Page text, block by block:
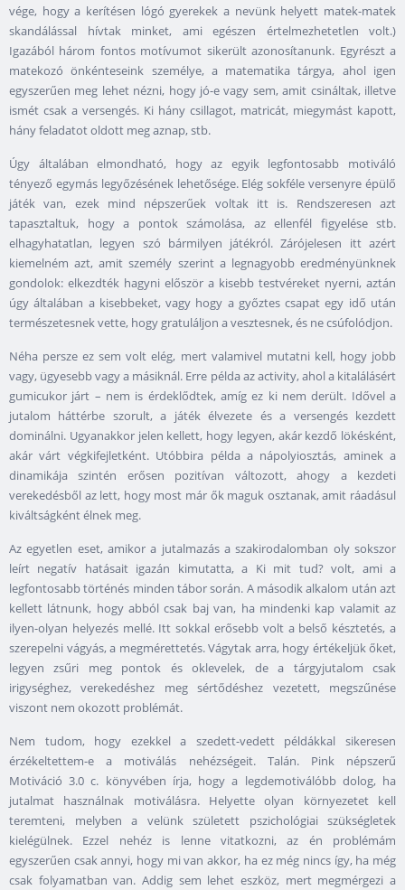
vége, hogy a kerítésen lógó gyerekek a nevünk helyett matek-matek
skandálással hívtak minket, ami egészen értelmezhetetlen volt.)
Igazából három fontos motívumot sikerült azonosítanunk. Egyrészt a
matekozó önkénteseink személye, a matematika tárgya, ahol igen
egyszerűen meg lehet nézni, hogy jó-e vagy sem, amit csináltak, illetve
ismét csak a versengés. Ki hány csillagot, matricát, miegymást kapott,
hány feladatot oldott meg aznap, stb.
Úgy általában elmondható, hogy az egyik legfontosabb motiváló
tényező egymás legyőzésének lehetősége. Elég sokféle versenyre épülő
játék van, ezek mind népszerűek voltak itt is. Rendszeresen azt
tapasztaltuk, hogy a pontok számolása, az ellenfél figyelése stb.
elhagyhatatlan, legyen szó bármilyen játékról. Zárójelesen itt azért
kiemelném azt, amit személy szerint a legnagyobb eredményünknek
gondolok: elkezdték hagyni először a kisebb testvéreket nyerni, aztán
úgy általában a kisebbeket, vagy hogy a győztes csapat egy idő után
természetesnek vette, hogy gratuláljon a vesztesnek, és ne csúfolódjon.
Néha persze ez sem volt elég, mert valamivel mutatni kell, hogy jobb
vagy, ügyesebb vagy a másiknál. Erre példa az activity, ahol a kitalálásért
gumicukor járt – nem is érdeklődtek, amíg ez ki nem derült. Idővel a
jutalom háttérbe szorult, a játék élvezete és a versengés kezdett
dominálni. Ugyanakkor jelen kellett, hogy legyen, akár kezdő lökésként,
akár várt végkifejletként. Utóbbira példa a nápolyiosztás, aminek a
dinamikája szintén erősen pozitívan változott, ahogy a kezdeti
verekedésből az lett, hogy most már ők maguk osztanak, amit ráadásul
kiváltságként élnek meg.
Az egyetlen eset, amikor a jutalmazás a szakirodalomban oly sokszor
leírt negatív hatásait igazán kimutatta, a Ki mit tud? volt, ami a
legfontosabb történés minden tábor során. A második alkalom után azt
kellett látnunk, hogy abból csak baj van, ha mindenki kap valamit az
ilyen-olyan helyezés mellé. Itt sokkal erősebb volt a belső késztetés, a
szerepelni vágyás, a megmérettetés. Vágytak arra, hogy értékeljük őket,
legyen zsűri meg pontok és oklevelek, de a tárgyjutalom csak
irigységhez, verekedéshez meg sértődéshez vezetett, megszűnése
viszont nem okozott problémát.
Nem tudom, hogy ezekkel a szedett-vedett példákkal sikeresen
érzékeltettem-e a motiválás nehézségeit. Talán. Pink népszerű
Motiváció 3.0 c. könyvében írja, hogy a legdemotiválóbb dolog, ha
jutalmat használnak motiválásra. Helyette olyan környezetet kell
teremteni, melyben a velünk született pszichológiai szükségletek
kielégülnek. Ezzel nehéz is lenne vitatkozni, az én problémám
egyszerűen csak annyi, hogy mi van akkor, ha ez még nincs így, ha még
csak folyamatban van. Addig sem lehet eszköz, mert megmérgezi a